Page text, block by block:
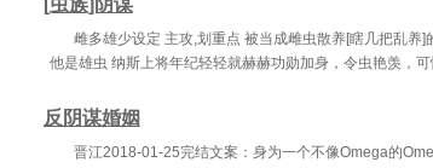
第二十一章 计利当计天下 第二十二章 绝
第二十四章 邪宝神之祈祷
第二十七章 角斗半兽战士 第二十八章 密
[虫族]阴谋
雌多雄少设定 主攻,划重点 被当成雌虫散养[瞎几把乱养
他是雄虫 纳斯上将年纪轻轻就赫赫功勋加身，令虫艳羡，
反阴谋婚姻
晋江2018-01-25完结文案：身为一个不像Omega的